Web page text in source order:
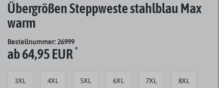
Übergrößen Steppweste stahlblau Max
warm
Bestellnummer: 26999
ab 64,95 EUR*
3XL 4XL 5XL 6XL 7XL 8XL